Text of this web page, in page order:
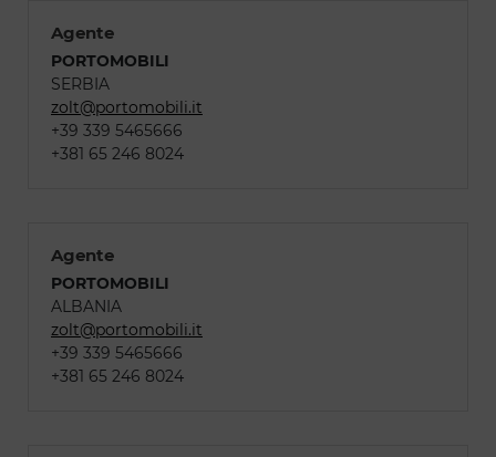
Agente
PORTOMOBILI
SERBIA
zolt@portomobili.it
+39 339 5465666
+381 65 246 8024
Agente
PORTOMOBILI
ALBANIA
zolt@portomobili.it
+39 339 5465666
+381 65 246 8024